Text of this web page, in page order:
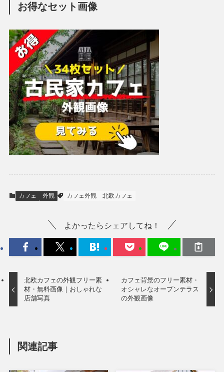
お得なセット画像
カフェ 外観 カフェ外観 北欧カフェ
よかったらシェアしてね！
北欧カフェの外観フリー素
材・無料画像｜おしゃれな
店舗写真
カフェ背景のフリー素材・
オシャレなオープンテラス
の外観画像
関連記事